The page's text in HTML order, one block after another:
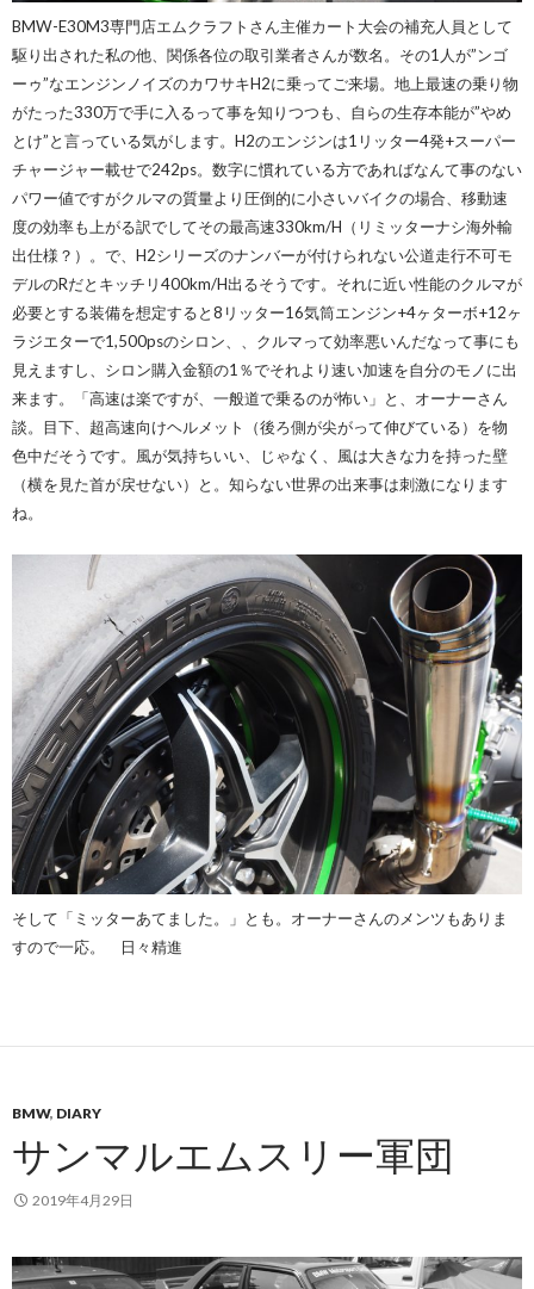
BMW-E30M3専門店エムクラフトさん主催カート大会の補充人員として
駆り出された私の他、関係各位の取引業者さんが数名。その1人が”ンゴ
ーゥ”なエンジンノイズのカワサキH2に乗ってご来場。地上最速の乗り物
がたった330万で手に入るって事を知りつつも、自らの生存本能が”やめ
とけ”と言っている気がします。H2のエンジンは1リッター4発+スーパー
チャージャー載せで242ps。数字に慣れている方であればなんて事のない
パワー値ですがクルマの質量より圧倒的に小さいバイクの場合、移動速
度の効率も上がる訳でしてその最高速330km/H（リミッターナシ海外輸
出仕様？）。で、H2シリーズのナンバーが付けられない公道走行不可モ
デルのRだとキッチリ400km/H出るそうです。それに近い性能のクルマが
必要とする装備を想定すると8リッター16気筒エンジン+4ヶターボ+12ヶ
ラジエターで1,500psのシロン、、クルマって効率悪いんだなって事にも
見えますし、シロン購入金額の1％でそれより速い加速を自分のモノに出
来ます。「高速は楽ですが、一般道で乗るのが怖い」と、オーナーさん
談。目下、超高速向けヘルメット（後ろ側が尖がって伸びている）を物
色中だそうです。風が気持ちいい、じゃなく、風は大きな力を持った壁
（横を見た首が戻せない）と。知らない世界の出来事は刺激になります
ね。
そして「ミッターあてました。」とも。オーナーさんのメンツもありま
すので一応。 日々精進
BMW, DIARY
サンマルエムスリー軍団
2019年4月29日